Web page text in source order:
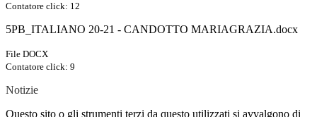
Contatore click: 12
5PB_ITALIANO 20-21 - CANDOTTO MARIAGRAZIA.docx
File DOCX
Contatore click: 9
Notizie
Questo sito o gli strumenti terzi da questo utilizzati si avvalgono di